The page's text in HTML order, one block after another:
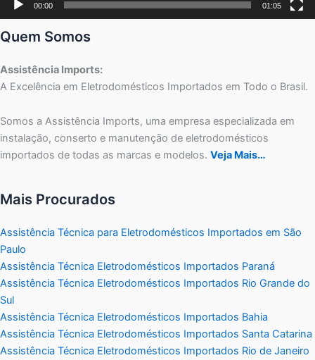
00:00 01:05
Quem Somos
Assistência Imports:
A Excelência em Eletrodomésticos Importados em Todo o Brasil.
Somos a Assistência Imports, uma empresa especializada em
instalação, conserto e manutenção de eletrodomésticos
importados de todas as marcas e modelos. Veja Mais…
Mais Procurados
Assistência Técnica para Eletrodomésticos Importados em São
Paulo
Assistência Técnica Eletrodomésticos Importados Paraná
Assistência Técnica Eletrodomésticos Importados Rio Grande do
Sul
Assistência Técnica Eletrodomésticos Importados Bahia
Assistência Técnica Eletrodomésticos Importados Santa Catarina
Assistência Técnica Eletrodomésticos Importados Rio de Janeiro